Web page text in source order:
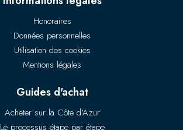
Honoraires
Données personnelles
Utilisation des cookies
Mentions légales
Guides d'achat
Acheter sur la Côte d'Azur
Le processus étape par étape